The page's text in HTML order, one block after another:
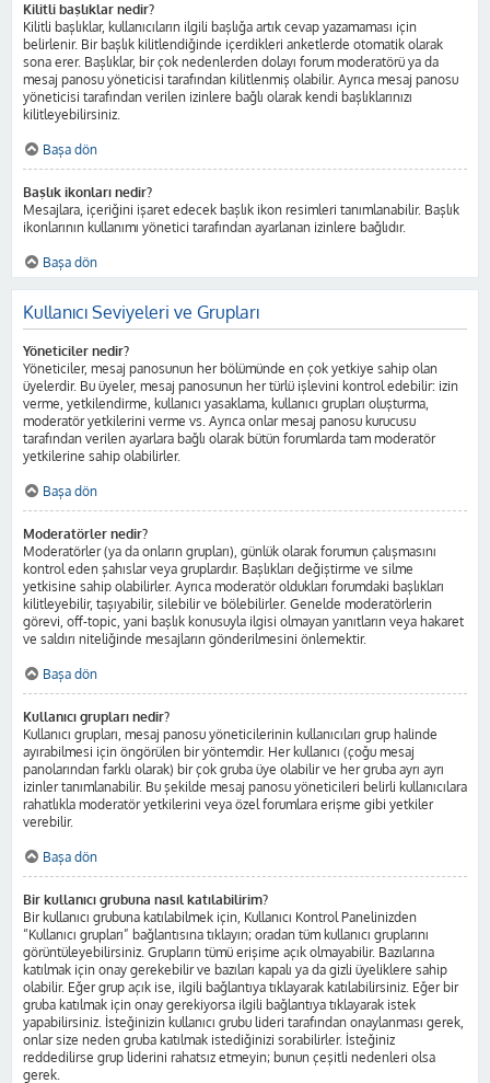
Kilitli başlıklar nedir?
Kilitli başlıklar, kullanıcıların ilgili başlığa artık cevap yazamaması için
belirlenir. Bir başlık kilitlendiğinde içerdikleri anketlerde otomatik olarak
sona erer. Başlıklar, bir çok nedenlerden dolayı forum moderatörü ya da
mesaj panosu yöneticisi tarafından kilitlenmiş olabilir. Ayrıca mesaj panosu
yöneticisi tarafından verilen izinlere bağlı olarak kendi başlıklarınızı
kilitleyebilirsiniz.
Başa dön
Başlık ikonları nedir?
Mesajlara, içeriğini işaret edecek başlık ikon resimleri tanımlanabilir. Başlık
ikonlarının kullanımı yönetici tarafından ayarlanan izinlere bağlıdır.
Başa dön
Kullanıcı Seviyeleri ve Grupları
Yöneticiler nedir?
Yöneticiler, mesaj panosunun her bölümünde en çok yetkiye sahip olan
üyelerdir. Bu üyeler, mesaj panosunun her türlü işlevini kontrol edebilir: izin
verme, yetkilendirme, kullanıcı yasaklama, kullanıcı grupları oluşturma,
moderatör yetkilerini verme vs. Ayrıca onlar mesaj panosu kurucusu
tarafından verilen ayarlara bağlı olarak bütün forumlarda tam moderatör
yetkilerine sahip olabilirler.
Başa dön
Moderatörler nedir?
Moderatörler (ya da onların grupları), günlük olarak forumun çalışmasını
kontrol eden şahıslar veya gruplardır. Başlıkları değiştirme ve silme
yetkisine sahip olabilirler. Ayrıca moderatör oldukları forumdaki başlıkları
kilitleyebilir, taşıyabilir, silebilir ve bölebilirler. Genelde moderatörlerin
görevi, off-topic, yani başlık konusuyla ilgisi olmayan yanıtların veya hakaret
ve saldırı niteliğinde mesajların gönderilmesini önlemektir.
Başa dön
Kullanıcı grupları nedir?
Kullanıcı grupları, mesaj panosu yöneticilerinin kullanıcıları grup halinde
ayırabilmesi için öngörülen bir yöntemdir. Her kullanıcı (çoğu mesaj
panolarından farklı olarak) bir çok gruba üye olabilir ve her gruba ayrı ayrı
izinler tanımlanabilir. Bu şekilde mesaj panosu yöneticileri belirli kullanıcılara
rahatlıkla moderatör yetkilerini veya özel forumlara erişme gibi yetkiler
verebilir.
Başa dön
Bir kullanıcı grubuna nasıl katılabilirim?
Bir kullanıcı grubuna katılabilmek için, Kullanıcı Kontrol Panelinizden
“Kullanıcı grupları” bağlantısına tıklayın; oradan tüm kullanıcı gruplarını
görüntüleyebilirsiniz. Grupların tümü erişime açık olmayabilir. Bazılarına
katılmak için onay gerekebilir ve bazıları kapalı ya da gizli üyeliklere sahip
olabilir. Eğer grup açık ise, ilgili bağlantıya tıklayarak katılabilirsiniz. Eğer bir
gruba katılmak için onay gerekiyorsa ilgili bağlantıya tıklayarak istek
yapabilirsiniz. İsteğinizin kullanıcı grubu lideri tarafından onaylanması gerek,
onlar size neden gruba katılmak istediğinizi sorabilirler. İsteğiniz
reddedilirse grup liderini rahatsız etmeyin; bunun çeşitli nedenleri olsa
gerek.